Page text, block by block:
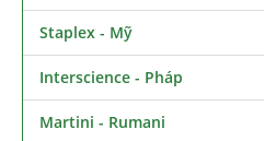
Staplex - Mỹ
Interscience - Pháp
Martini - Rumani